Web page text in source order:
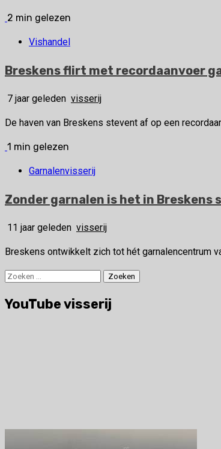
2 min gelezen
Vishandel
Breskens flirt met recordaanvoer
7 jaar geleden visserij
De haven van Breskens stevent af op een
1 min gelezen
Garnalenvisserij
Zonder garnalen is het in Breskens
11 jaar geleden visserij
Breskens ontwikkelt zich tot hét garnalencentrum
Zoeken
YouTube visserij